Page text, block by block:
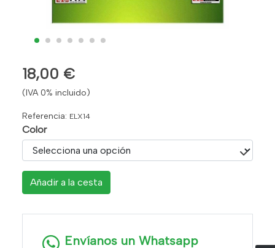
18,00 €
(IVA 0% incluido)
Referencia: ELX14
Color
Añadir a la cesta
Envíanos un Whatsapp